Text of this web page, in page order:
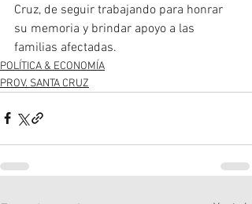
Cruz, de seguir trabajando para honrar
su memoria y brindar apoyo a las
familias afectadas.
POLÍTICA & ECONOMÍA
PROV. SANTA CRUZ